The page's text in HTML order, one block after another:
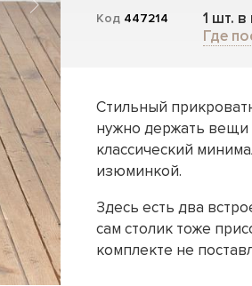
Код 447214
1 шт. в
Где
Стильный
нужно держать вещи
классический
изюминкой.
Здесь есть два
сам столик тоже
комплекте не